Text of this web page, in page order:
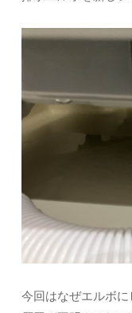
今回はなぜエルボ